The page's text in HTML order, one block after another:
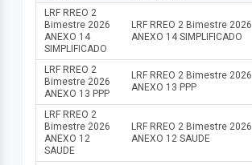
LRF RREO 2
Bimestre 2026
ANEXO 14
SIMPLIFICADO
LRF RREO 2 Bimestre 2026
ANEXO 14 SIMPLIFICADO
LRF RREO 2
Bimestre 2026
ANEXO 13 PPP
LRF RREO 2 Bimestre 2026
ANEXO 13 PPP
LRF RREO 2
Bimestre 2026
ANEXO 12
SAUDE
LRF RREO 2 Bimestre 2026
ANEXO 12 SAUDE